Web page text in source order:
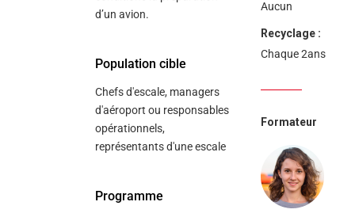
d’un avion.
Population cible
Chefs d'escale, managers
d'aéroport ou responsables
opérationnels,
représentants d'une escale
Programme
Aucun
Recyclage :
Chaque 2ans
Formateur